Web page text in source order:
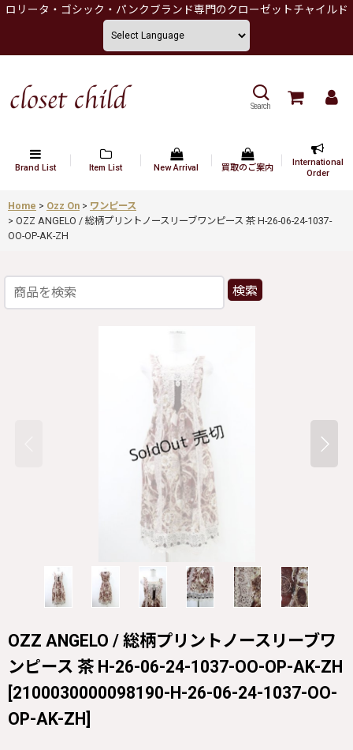
ロリータ・ゴシック・パンクブランド専門のクローゼットチャイルド
Search
Brand List Item List New Arrival 買取のご案内
International
Order
Home > Ozz On > ワンピース
> OZZ ANGELO / 総柄プリントノースリーブワンピース 茶 H-26-06-24-1037-
OO-OP-AK-ZH
検索
OZZ ANGELO / 総柄プリントノースリーブワ
ンピース 茶 H-26-06-24-1037-OO-OP-AK-ZH
[2100030000098190-H-26-06-24-1037-OO-
OP-AK-ZH]